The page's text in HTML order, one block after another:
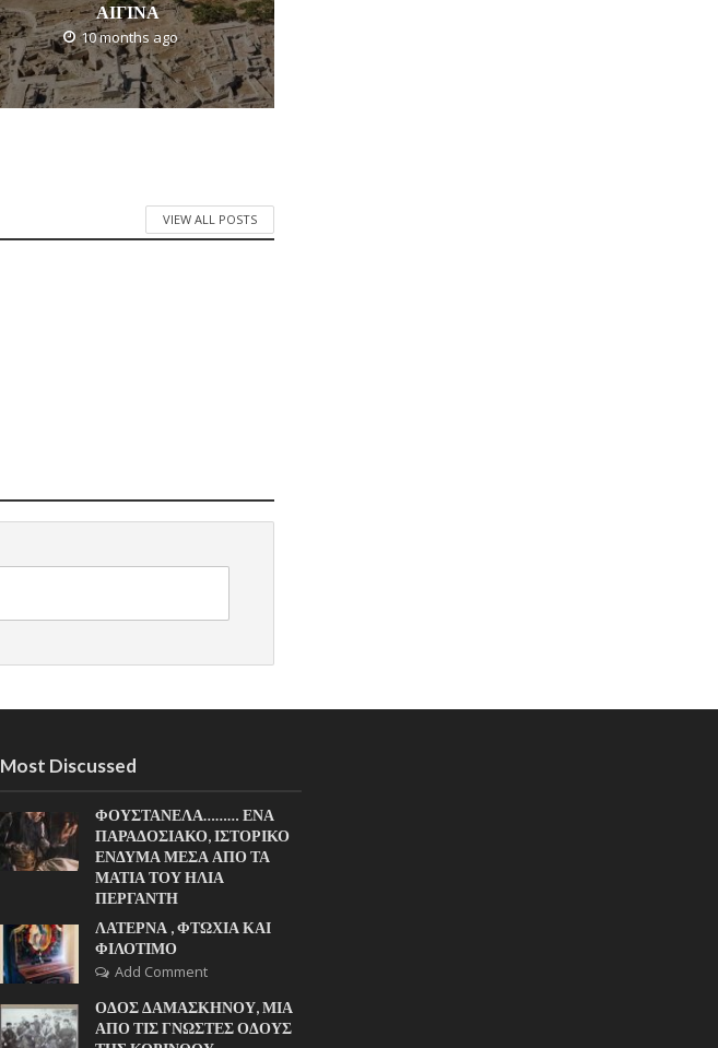
ΑΙΓΙΝΑ
10 months ago
VIEW ALL POSTS
Most Discussed
ΦΟΥΣΤΑΝΕΛΑ……… ΕΝΑ
ΠΑΡΑΔΟΣΙΑΚΟ, ΙΣΤΟΡΙΚΟ
ΕΝΔΥΜΑ ΜΕΣΑ ΑΠΟ ΤΑ
ΜΑΤΙΑ ΤΟΥ ΗΛΙΑ
ΠΕΡΓΑΝΤΗ
ΛΑΤΕΡΝΑ , ΦΤΩΧΙΑ ΚΑΙ
ΦΙΛΟΤΙΜΟ
Add Comment
ΟΔΟΣ ΔΑΜΑΣΚΗΝΟΥ, ΜΙΑ
ΑΠΟ ΤΙΣ ΓΝΩΣΤΕΣ ΟΔΟΥΣ